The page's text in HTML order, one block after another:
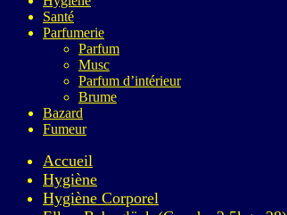
Santé
Parfumerie
Parfum
Musc
Parfum d’intérieur
Brume
Bazard
Fumeur
Accueil
Hygiène
Hygiène Corporel